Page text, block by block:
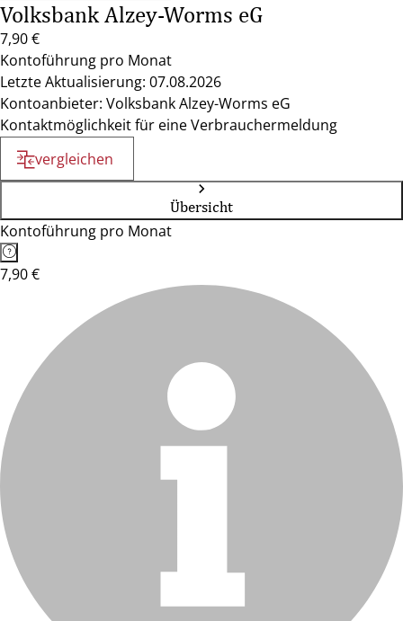
Volksbank Alzey-Worms eG
7,90 €
Kontoführung pro Monat
Letzte Aktualisierung: 07.08.2026
Kontoanbieter: Volksbank Alzey-Worms eG
Kontaktmöglichkeit für eine Verbrauchermeldung
vergleichen
Übersicht
Kontoführung pro Monat
7,90 €